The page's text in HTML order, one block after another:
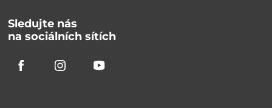
Sledujte nás
na sociálních sítích